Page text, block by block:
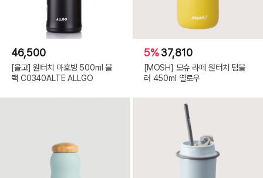
46,500
[올고] 원터치 마호빙 500ml 블
랙 C0340ALTE ALLGO
5%37,810
[MOSH] 모슈 라떼 원터치 텀블
러 450ml 옐로우